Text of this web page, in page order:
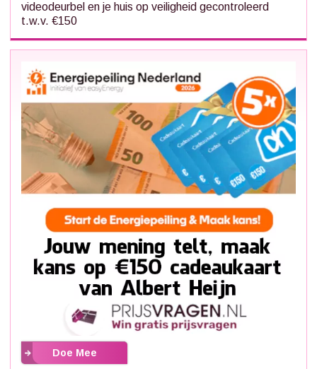
videodeurbel en je huis op veiligheid gecontroleerd
t.w.v. €150
Doe Mee